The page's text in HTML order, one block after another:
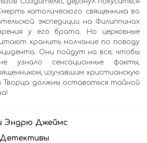
католического священника во
экспедиции на Филиппинах
у его брата. Но церковные
хранить молчание по поводу
Они пойдут на все, чтобы
узнало сенсационные факты,
изучавшим христианскую
Творца должны оставаться тайной
Эндрю Джеймс